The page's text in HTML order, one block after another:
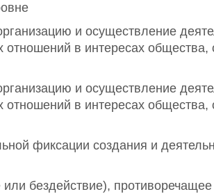
и осуществление
в интересах
и осуществление
в интересах
фиксации создания и
бездействие),